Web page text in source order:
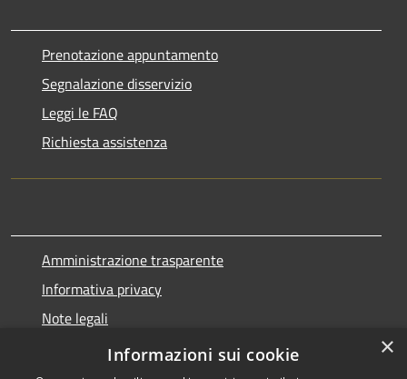
Prenotazione appuntamento
Segnalazione disservizio
Leggi le FAQ
Richiesta assistenza
Amministrazione trasparente
Informativa privacy
Note legali
Dichiarazione di accessibilità
×
Informazioni sui cookie